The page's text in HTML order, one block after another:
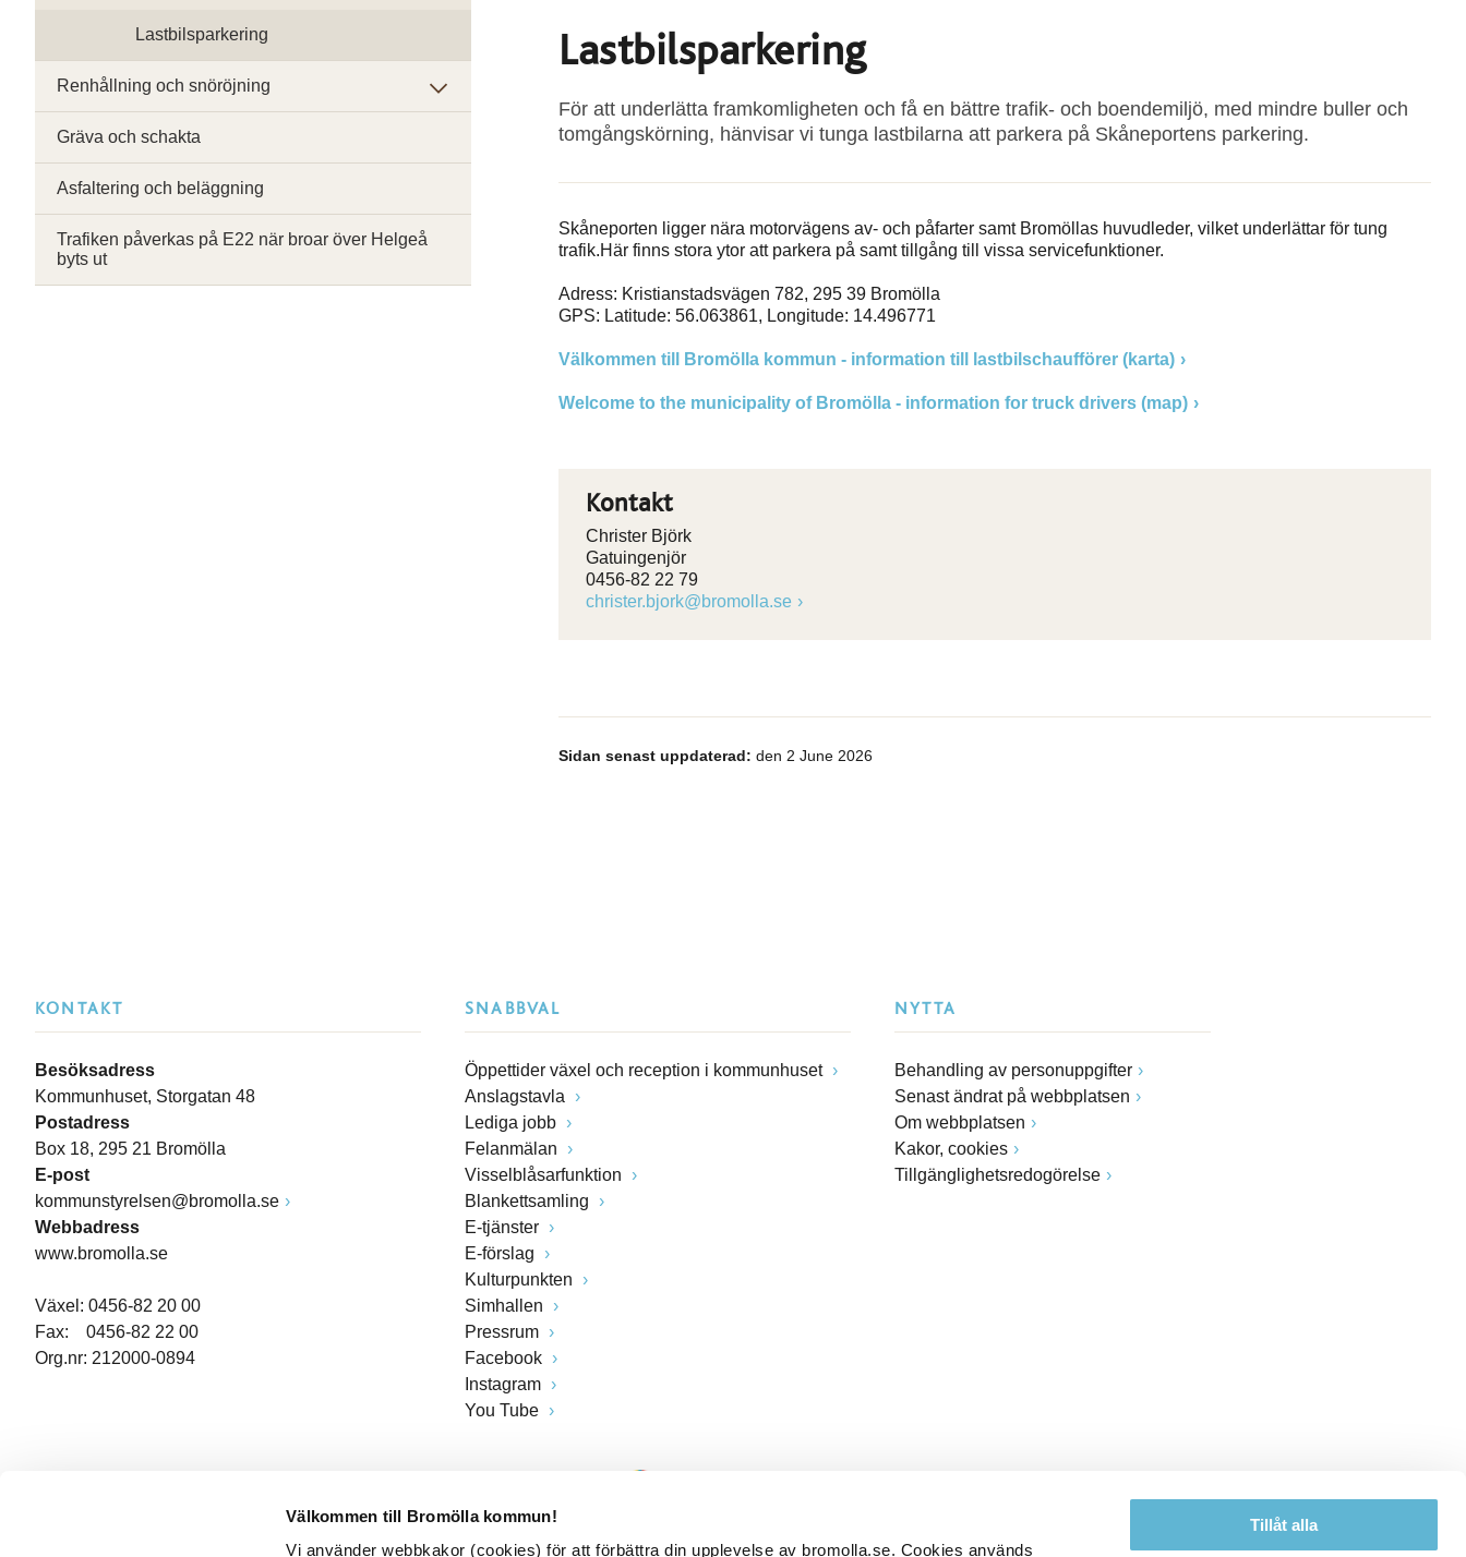
Välkommen till Bromölla kommun!
Vi använder webbkakor (cookies) för att förbättra din upplevelse av bromolla.se. Cookies används
Tillåt alla
Lastbilsparkering
För att underlätta framkomligheten och få en bättre trafik- och boendemiljö, med mindre buller och
tomgångskörning, hänvisar vi tunga lastbilarna att parkera på Skåneportens parkering.
Skåneporten ligger nära motorvägens av- och påfarter samt Bromöllas huvudleder, vilket underlättar för tung
trafik.Här finns stora ytor att parkera på samt tillgång till vissa servicefunktioner.
Adress: Kristianstadsvägen 782, 295 39 Bromölla
GPS: Latitude: 56.063861, Longitude: 14.496771
Välkommen till Bromölla kommun - information till lastbilschaufförer (karta)
Welcome to the municipality of Bromölla - information for truck drivers (map)
Kontakt
Christer Björk
Gatuingenjör
0456-82 22 79
christer.bjork@bromolla.se
Sidan senast uppdaterad: den 2 June 2026
Lastbilsparkering
Renhållning och snöröjning
Gräva och schakta
Asfaltering och beläggning
Trafiken påverkas på E22 när broar över Helgeå
byts ut
KONTAKT
Besöksadress
Kommunhuset, Storgatan 48
Postadress
Box 18, 295 21 Bromölla
E-post
kommunstyrelsen@bromolla.se
Webbadress
www.bromolla.se
Växel: 0456-82 20 00
Fax: 0456-82 22 00
Org.nr: 212000-0894
SNABBVAL
Öppettider växel och reception i kommunhuset
Anslagstavla
Lediga jobb
Felanmälan
Visselblåsarfunktion
Blankettsamling
E-tjänster
E-förslag
Kulturpunkten
Simhallen
Pressrum
Facebook
Instagram
You Tube
NYTTA
Behandling av personuppgifter
Senast ändrat på webbplatsen
Om webbplatsen
Kakor, cookies
Tillgänglighetsredogörelse